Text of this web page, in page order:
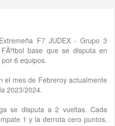
F7 JUDEX - Grupo 3
base que se disputa en
6 equipos.
el mes de Febreroy actualmente
2023/2024.
se disputa a 2 vueltas. Cada
1 y la derrota cero puntos.